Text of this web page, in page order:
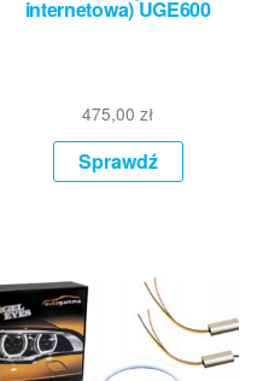
internetowa) UGE600
475,00zł
Sprawdź